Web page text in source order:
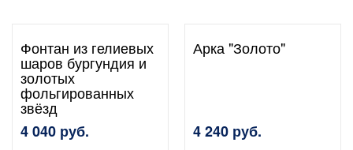
Фонтан из гелиевых
шаров бургундия и
золотых
фольгированных
звёзд
4 040 руб.
Арка "Золото"
4 240 руб.